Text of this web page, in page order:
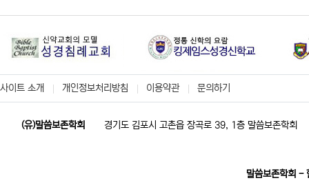
사이트 소개 개인정보처리방침 이용약관 문의하기
(유)말씀보존학회 경기도 김포시 고촌읍 장곡로 39, 1층 말씀보존학회
말씀보존학회 -